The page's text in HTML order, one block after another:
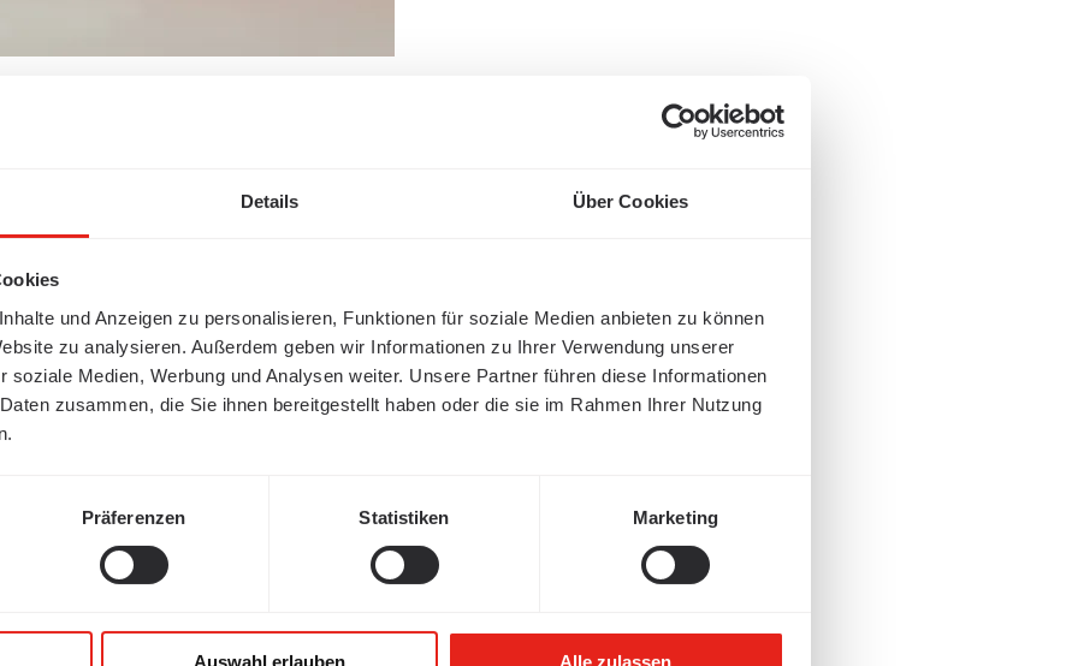
Details Über Cookies
und Anzeigen zu personalisieren, Funktionen für soziale Medien anbieten zu können
zu analysieren. Außerdem geben wir Informationen zu Ihrer Verwendung unserer
soziale Medien, Werbung und Analysen weiter. Unsere Partner führen diese Informationen
zusammen, die Sie ihnen bereitgestellt haben oder die sie im Rahmen Ihrer Nutzung
Präferenzen Statistiken Marketing
Auswahl erlauben Alle zulassen